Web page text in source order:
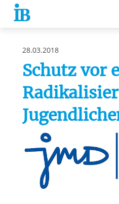
Springe zum Inhalt
28.03.2018
Schutz vor